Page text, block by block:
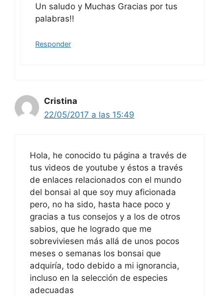
Un saludo y Muchas Gracias por tus
palabras!!
Responder
Cristina
22/05/2017 a las 15:49
Hola, he conocido tu página a través de
tus videos de youtube y éstos a través
de enlaces relacionados con el mundo
del bonsai al que soy muy aficionada
pero, no ha sido, hasta hace poco y
gracias a tus consejos y a los de otros
sabios, que he logrado que me
sobreviviesen más allá de unos pocos
meses o semanas los bonsai que
adquiría, todo debido a mi ignorancia,
incluso en la selección de especies
adecuadas